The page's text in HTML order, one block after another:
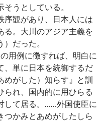
うとしている。
観があり、日本人には
る。大川のアジア主義を
だった。
用例に徴すれば、明白に
、単に日本を統御するだ
めがした）知らす』と訓
られ、国内的に用ひらる
して居る。……外国使臣に
つかみとあめがしたしら